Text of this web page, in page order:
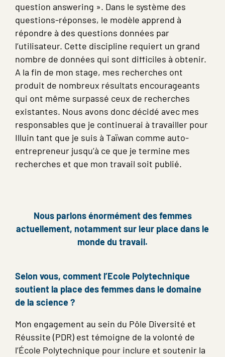
question answering ». Dans le système des
questions-réponses, le modèle apprend à
répondre à des questions données par
l’utilisateur. Cette discipline requiert un grand
nombre de données qui sont difficiles à obtenir.
A la fin de mon stage, mes recherches ont
produit de nombreux résultats encourageants
qui ont même surpassé ceux de recherches
existantes. Nous avons donc décidé avec mes
responsables que je continuerai à travailler pour
Illuin tant que je suis à Taïwan comme auto-
entrepreneur jusqu’à ce que je termine mes
recherches et que mon travail soit publié.
Nous parlons énormément des femmes
actuellement, notamment sur leur place dans le
monde du travail.
Selon vous, comment l’Ecole Polytechnique
soutient la place des femmes dans le domaine
de la science ?
Mon engagement au sein du Pôle Diversité et
Réussite (PDR) est témoigne de la volonté de
l’École Polytechnique pour inclure et soutenir la